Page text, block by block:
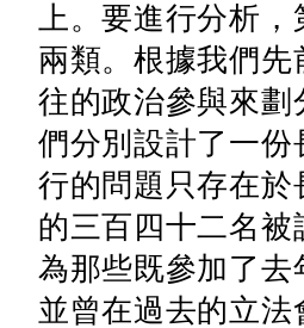
上。要進行分析
兩類。根據我們
往的政治參與來
們分別設計了一
行的問題只存在
的三百四十二名
為那些既參加了
並曾在過去的立